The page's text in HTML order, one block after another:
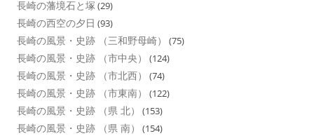
長崎の藩境石と塚 (29)
長崎の西空の夕日 (93)
長崎の風景・史跡 （三和野母崎） (75)
長崎の風景・史跡 （市中央） (124)
長崎の風景・史跡 （市北西） (74)
長崎の風景・史跡 （市東南） (122)
長崎の風景・史跡 （県 北） (153)
長崎の風景・史跡 （県 南） (154)